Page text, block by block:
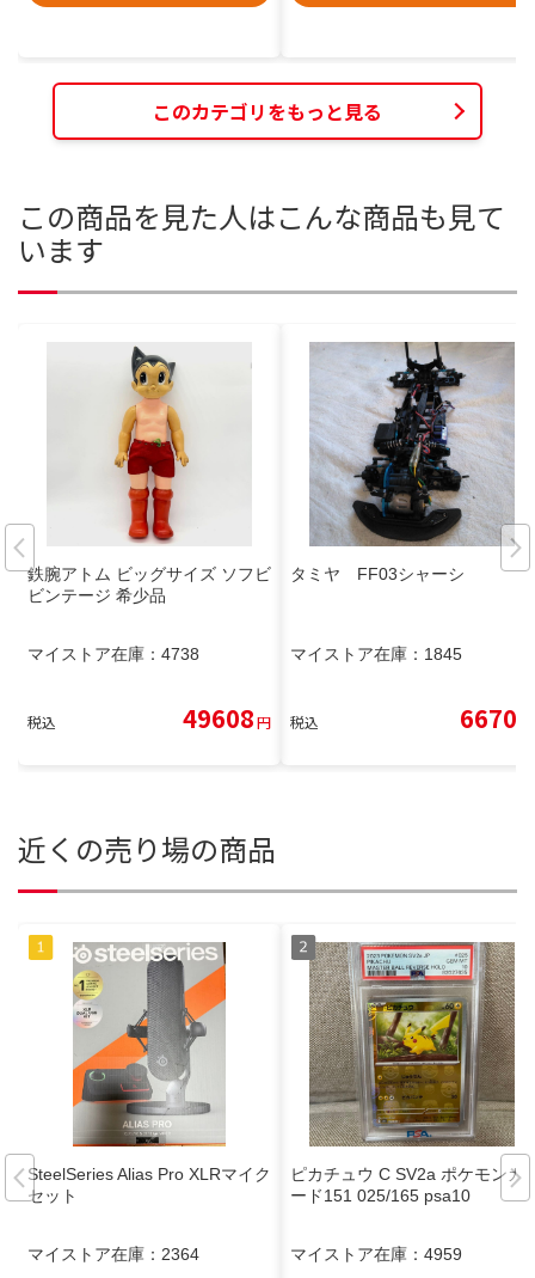
このカテゴリをもっと見る
この商品を見た人はこんな商品も見て
います
鉄腕アトム ビッグサイズ ソフビ
ビンテージ 希少品
マイストア在庫： 4738
税込 49608円
タミヤ FF03シャーシ
マイストア在庫： 1845
税込 6670
近くの売り場の商品
SteelSeries Alias Pro XLRマイク
セット
マイストア在庫： 2364
ピカチュウ C SV2a ポケモンカ
ード151 025/165 psa10
マイストア在庫： 4959